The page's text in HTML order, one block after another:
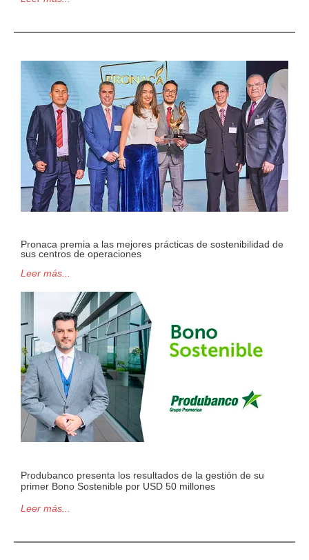
Pronaca premia a las mejores prácticas de sostenibilidad de
sus centros de operaciones
Leer más...
Produbanco presenta los resultados de la gestión de su
primer Bono Sostenible por USD 50 millones
Leer más...